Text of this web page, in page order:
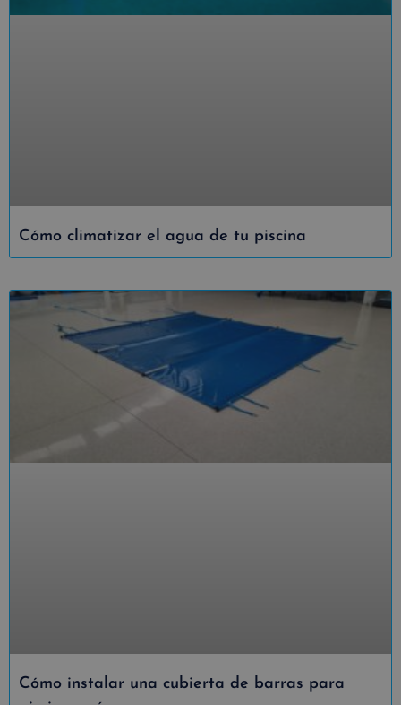
Cómo climatizar el agua de tu piscina
Cómo instalar una cubierta de barras para